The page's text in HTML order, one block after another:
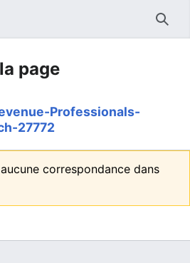
page
Professionals-
27772
correspondance dans